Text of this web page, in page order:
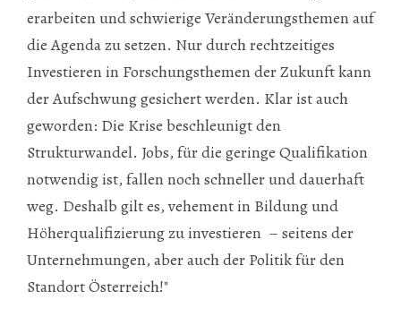
erarbeiten und schwierige Veränderungsthemen auf
die Agenda zu setzen. Nur durch rechtzeitiges
Investieren in Forschungsthemen der Zukunft kann
der Aufschwung gesichert werden. Klar ist auch
geworden: Die Krise beschleunigt den
Strukturwandel. Jobs, für die geringe Qualifikation
notwendig ist, fallen noch schneller und dauerhaft
weg. Deshalb gilt es, vehement in Bildung und
Höherqualifizierung zu investieren – seitens der
Unternehmungen, aber auch der Politik für den
Standort Österreich!"